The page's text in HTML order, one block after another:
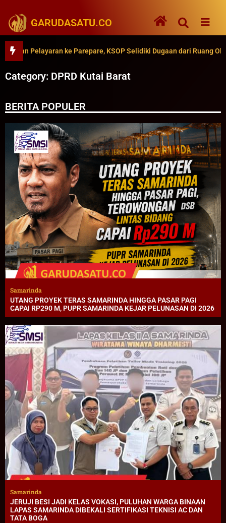
GARUDASATU.CO
Pelayaran ke Parepare, KSOP Selidiki Dugaan dari Ruang Oli
Category: DPRD Kutai Barat
BERITA POPULER
Samarinda
UTANG PROYEK TERAS SAMARINDA HINGGA PASAR PAGI
CAPAI RP290 M, PUPR SAMARINDA KEJAR PELUNASAN DI 2026
Samarinda
JERUJI BESI JADI KELAS VOKASI, PULUHAN WARGA BINAAN
LAPAS SAMARINDA DIBEKALI SERTIFIKASI TEKNISI AC DAN
TATA BOGA